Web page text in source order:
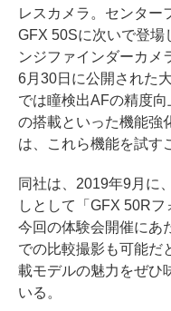
レスカメラ。センター
GFX 50Sに次いで登場
ンジファインダーカメ
6月30日に公開された
では瞳検出AFの精度
の搭載といった機能強
は、これら機能を試す
同社は、2019年9月に
しとして「GFX 50Rフ
今回の体験会開催にあ
での比較撮影も可能だ
載モデルの魅力をぜひ
いる。